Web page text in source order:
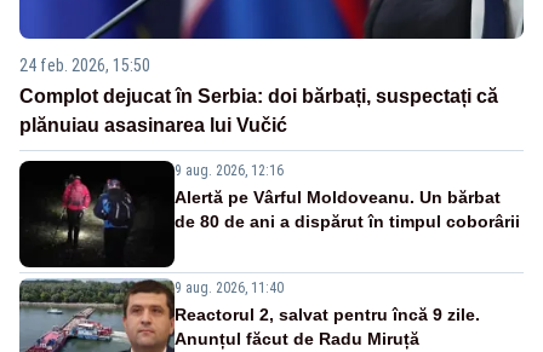
24 feb. 2026, 15:50
Complot dejucat în Serbia: doi bărbați, suspectați că
plănuiau asasinarea lui Vučić
9 aug. 2026, 12:16
Alertă pe Vârful Moldoveanu. Un bărbat
de 80 de ani a dispărut în timpul coborârii
9 aug. 2026, 11:40
Reactorul 2, salvat pentru încă 9 zile.
Anunțul făcut de Radu Miruță